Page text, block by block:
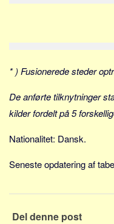
Forbrug
Social sikring og sundhed
Alle
Økonomi
Jura og regler
* ) Fusionerede steder
De anførte tilknytninger
kilder fordelt på 5
Nationalitet: Dansk.
Seneste opdatering af
Del denne post